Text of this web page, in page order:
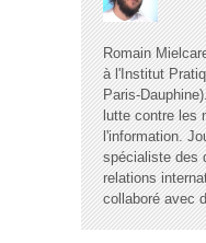
Romain
à l'Institut
Paris-
lutte contre les
l'information.
spécialiste des
relations
collaboré avec